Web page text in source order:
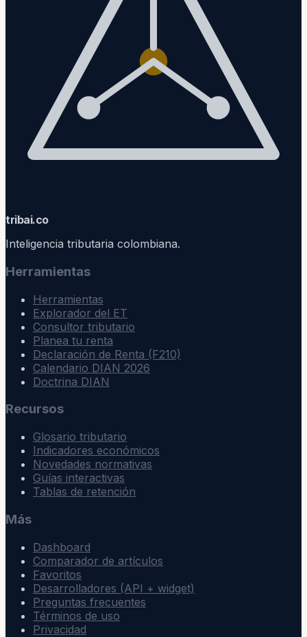
tribai.co
Inteligencia tributaria colombiana.
Herramientas
Herramientas
Explorador del ET
Consultor tributario
Planea tu renta
Declaración de Renta (F210)
Calendario DIAN 2026
Doctrina DIAN
Recursos
Glosario tributario
Indicadores económicos
Novedades normativas
Guías interactivas
Tablas de retención
Más
Dashboard
Comparador de artículos
Favoritos
Desarrolladores (API + widget)
Preguntas frecuentes
Términos de uso
Privacidad